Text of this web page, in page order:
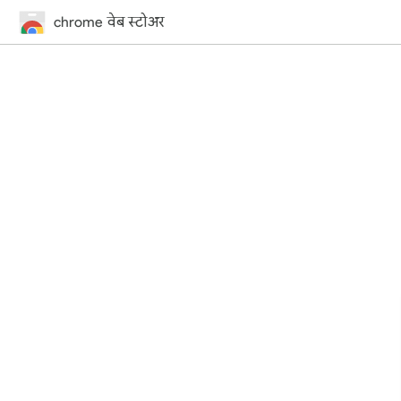
chrome वेब स्टोअर